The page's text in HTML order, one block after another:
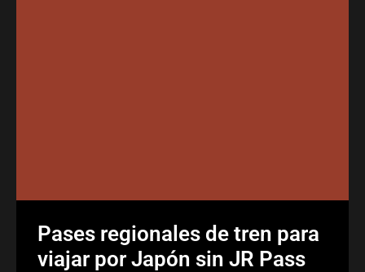
Pases regionales de tren para
viajar por Japón sin JR Pass